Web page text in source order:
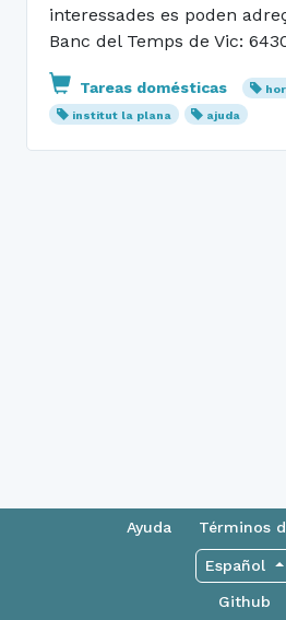
interessades es poden
Banc del Temps de Vic:
Tareas domésticas
institut la plana
ajuda
Ayuda Términos
Español
Github